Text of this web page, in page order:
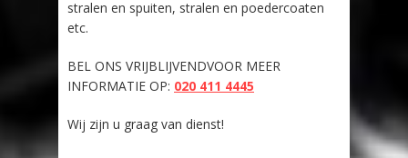
stralen en spuiten, stralen en poedercoaten
etc.
BEL ONS VRIJBLIJVENDVOOR MEER
INFORMATIE OP: 020 411 4445
Wij zijn u graag van dienst!